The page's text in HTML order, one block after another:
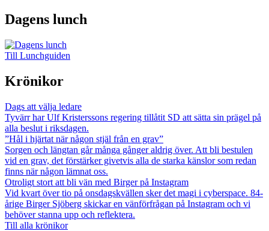
Dagens lunch
Till Lunchguiden
Krönikor
Dags att välja ledare
Tyvärr har Ulf Kristerssons regering tillåtit SD att sätta sin prägel på
alla beslut i riksdagen.
”Hål i hjärtat när någon stjäl från en grav”
Sorgen och längtan går många gånger aldrig över. Att bli bestulen
vid en grav, det förstärker givetvis alla de starka känslor som redan
finns när någon lämnat oss.
Otroligt stort att bli vän med Birger på Instagram
Vid kvart över tio på onsdagskvällen sker det magi i cyberspace. 84-
årige Birger Sjöberg skickar en vänförfrågan på Instagram och vi
behöver stanna upp och reflektera.
Till alla krönikor